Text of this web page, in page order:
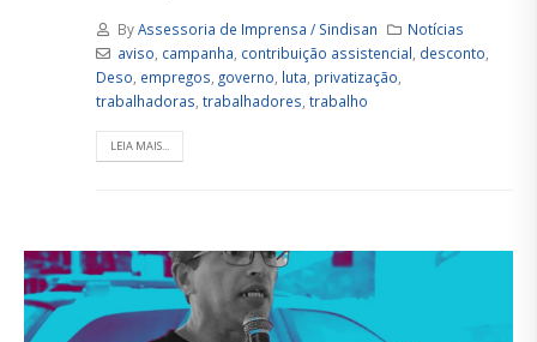
ByAssessoria de Imprensa / Sindisan
Notícias
aviso campanha contribuição assistencial desconto
Deso empregos governo luta privatização
trabalhadoras trabalhadores trabalho
LEIA MAIS...